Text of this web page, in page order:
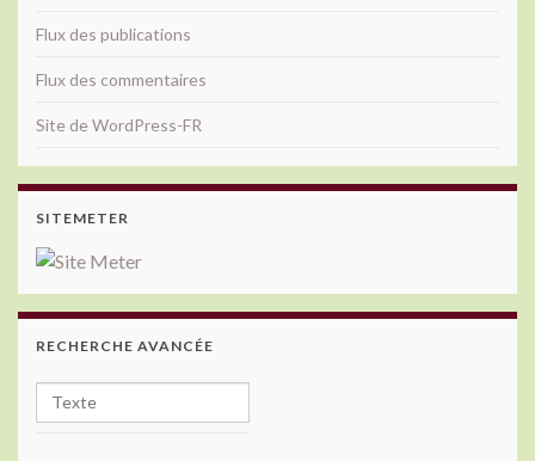
Flux des publications
Flux des commentaires
Site de WordPress-FR
SITEMETER
RECHERCHE AVANCÉE